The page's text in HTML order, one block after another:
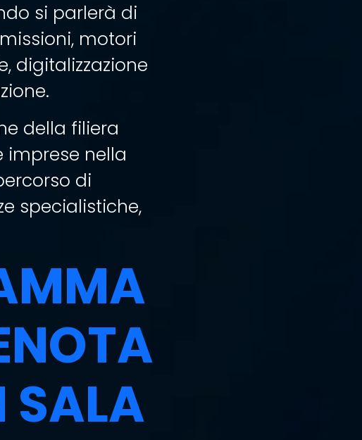
si parlerà di
motori
digitalizzazione
della filiera
nella
di
specialistiche,
SALA